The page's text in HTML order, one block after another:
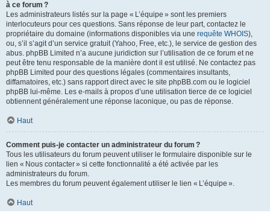
à ce forum ?
Les administrateurs listés sur la page « L’équipe » sont les premiers
interlocuteurs pour ces questions. Sans réponse de leur part, contactez le
propriétaire du domaine (informations disponibles via une requête WHOIS),
ou, s’il s’agit d’un service gratuit (Yahoo, Free, etc.), le service de gestion des
abus. phpBB Limited n’a aucune juridiction sur l’utilisation de ce forum et ne
peut être tenu responsable de la manière dont il est utilisé. Ne contactez pas
phpBB Limited pour des questions légales (commentaires insultants,
diffamatoires, etc.) sans rapport direct avec le site phpBB.com ou le logiciel
phpBB lui-même. Les e-mails à propos d’une utilisation tierce de ce logiciel
obtiennent généralement une réponse laconique, ou pas de réponse.
Haut
Comment puis-je contacter un administrateur du forum ?
Tous les utilisateurs du forum peuvent utiliser le formulaire disponible sur le
lien « Nous contacter » si cette fonctionnalité a été activée par les
administrateurs du forum.
Les membres du forum peuvent également utiliser le lien « L’équipe ».
Haut